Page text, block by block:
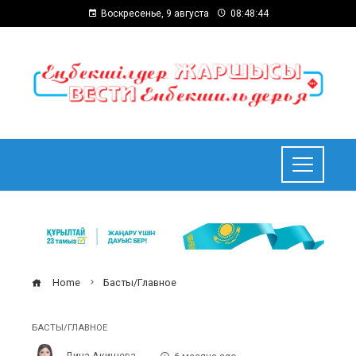
Воскресенье, 9 августа 08:48:45
Home Басты/Главное
БАСТЫ/ГЛАВНОЕ